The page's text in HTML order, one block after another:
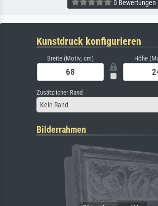
0 Bewertungen
Kunstdruck konfigurieren
Breite (Motiv, cm) Höhe
Zusätzlicher Rand
Kein Rand
Bilderrahmen